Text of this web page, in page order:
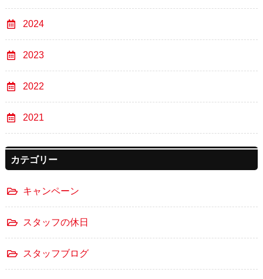
2024
2023
2022
2021
カテゴリー
キャンペーン
スタッフの休日
スタッフブログ